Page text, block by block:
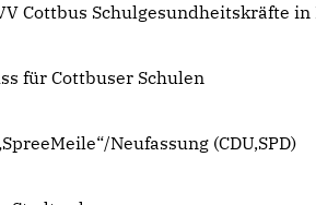
Cottbus Schulgesundheitskräfte
für Cottbuser Schulen
Neufassung (CDU,SPD)